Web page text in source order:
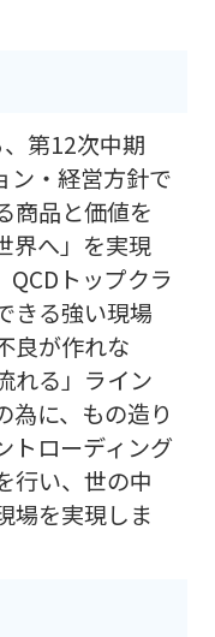
第12次中期
ン・経営方針で
商品と価値を
界へ」を実現
QCDトップクラ
きる強い現場
良が作れな
れる」ライン
為に、もの造り
トローディング
行い、世の中
場を実現しま